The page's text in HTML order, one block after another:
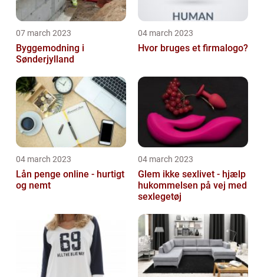
07 march 2023
Byggemodning i
Sønderjylland
04 march 2023
Hvor bruges et firmalogo?
04 march 2023
Lån penge online - hurtigt
og nemt
04 march 2023
Glem ikke sexlivet - hjælp
hukommelsen på vej med
sexlegetøj